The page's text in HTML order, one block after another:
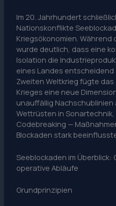
Im 20. Jahrhundert
Nationskonflikte
Kriegsökonomien. Während
wurde deutlich, dass eine
Isolation die
eines Landes entscheidend
Zweiten Weltkrieg fügte
Krieges eine neue
unauffällig Nachschublinien
Wettrüsten in
Codebreaking —
Blockaden stark
Seeblockaden im Überblick:
operative Abläufe
Grundprinzipien